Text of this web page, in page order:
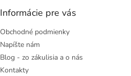
Informácie pre vás
Obchodné podmienky
Napíšte nám
Blog - zo zákulisia a o nás
Kontakty